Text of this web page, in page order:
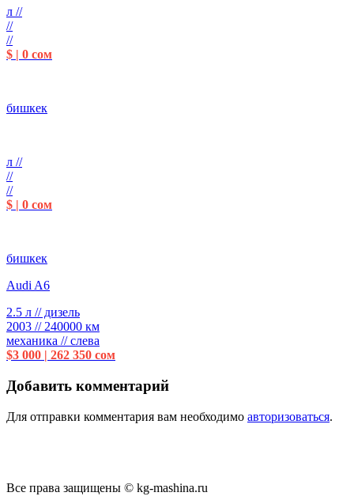
л //
//
//
$ | 0 сом
бишкек
л //
//
//
$ | 0 сом
бишкек
Audi A6
2.5 л // дизель
2003 // 240000 км
механика // слева
$3 000 | 262 350 сом
Добавить комментарий
Для отправки комментария вам необходимо авторизоваться.
Все права защищены © kg-mashina.ru